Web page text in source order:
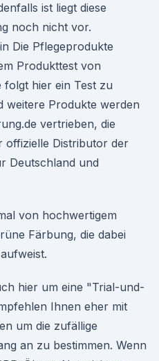
ist liegt diese
noch nicht vor.
Die Pflegeprodukte
Produkttest von
folgt hier ein Test zu
weitere Produkte werden
vertrieben, die
offizielle Distributor der
Deutschland und
von hochwertigem
Färbung, die dabei
hier um eine "Trial-und-
Ihnen eher mit
um die zufällige
an zu bestimmen. Wenn